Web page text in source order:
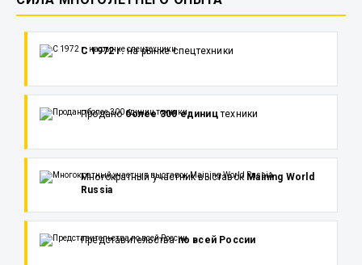
С 1972 г.на рынке спецтехники
Проданоболее 300 едиництехники
Многократный участник выставок Maining World
Russia
Представительствапо всей России